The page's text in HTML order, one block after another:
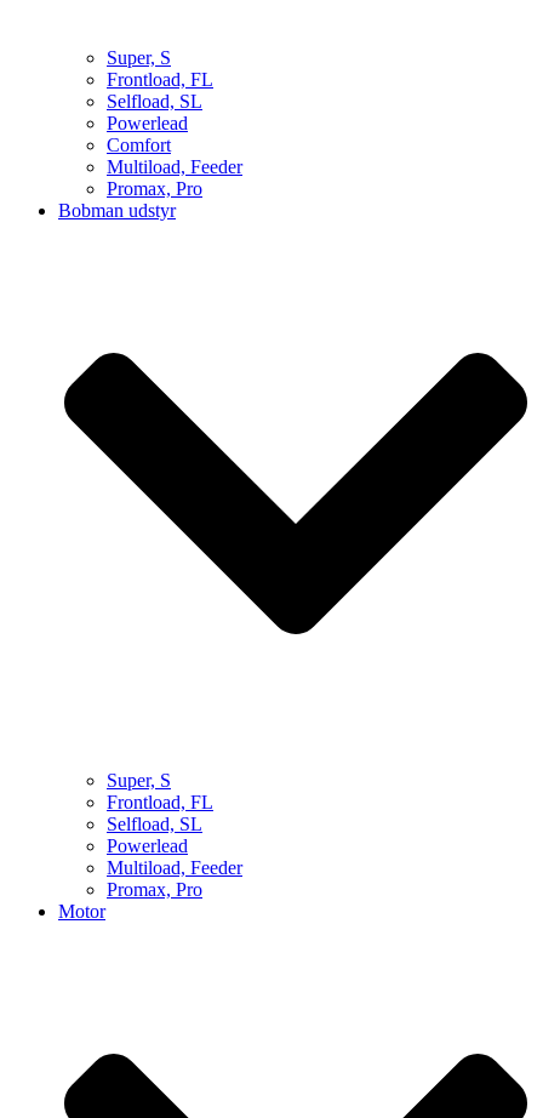
Super, S
Frontload, FL
Selfload, SL
Powerlead
Comfort
Multiload, Feeder
Promax, Pro
Bobman udstyr
Super, S
Frontload, FL
Selfload, SL
Powerlead
Multiload, Feeder
Promax, Pro
Motor